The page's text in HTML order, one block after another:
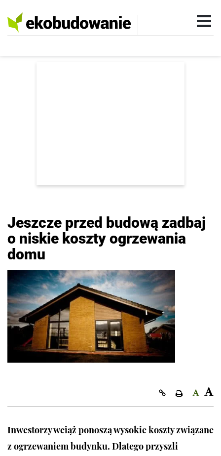
Jeszcze przed budową zadbaj
o niskie koszty ogrzewania
domu
Kopiuj link
Inwestorzy wciąż ponoszą wysokie koszty związane
z ogrzewaniem budynku. Dlatego przyszli